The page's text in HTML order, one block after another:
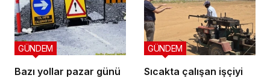
Bazı yollar pazar günü
GÜNDEM
Sıcakta çalışan işçiyi
GÜNDEM